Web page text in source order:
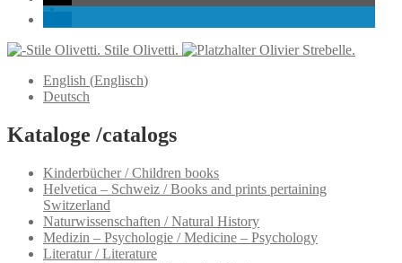
Stile Olivetti.
Olivier Strebelle.
English (Englisch)
Deutsch
Kataloge /catalogs
Kinderbücher / Children books
Helvetica – Schweiz / Books and prints pertaining
Switzerland
Naturwissenschaften / Natural History
Medizin – Psychologie / Medicine – Psychology
Literatur / Literature